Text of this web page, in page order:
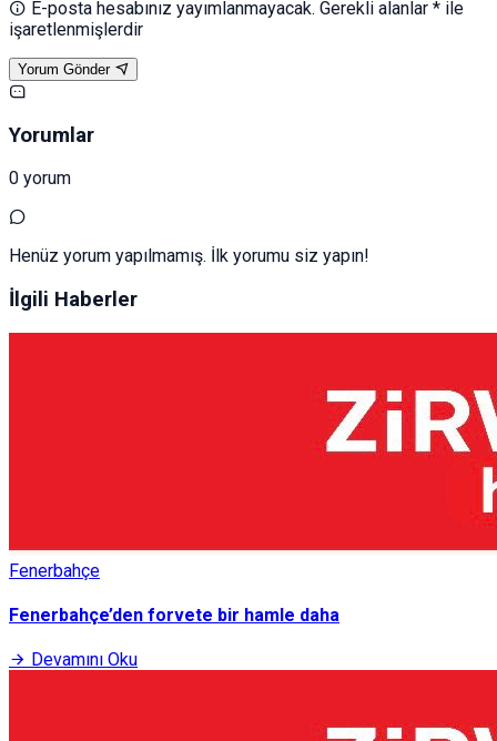
E-posta hesabınız yayımlanmayacak. Gerekli alanlar * ile
işaretlenmişlerdir
Yorum Gönder
Yorumlar
0 yorum
Henüz yorum yapılmamış. İlk yorumu siz yapın!
İlgili Haberler
Fenerbahçe
Fenerbahçe’den forvete bir hamle daha
Devamını Oku